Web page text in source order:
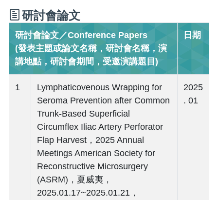
研討會論文
研討會論文／Conference Papers
(發表主題或論文名稱，研討會名稱，演
講地點，研討會期間，受邀演講題目)
日期
1
Lymphaticovenous Wrapping for
Seroma Prevention after Common
Trunk-Based Superficial
Circumflex Iliac Artery Perforator
Flap Harvest，2025 Annual
Meetings American Society for
Reconstructive Microsurgery
(ASRM)，夏威夷，
2025.01.17~2025.01.21，
2025
. 01